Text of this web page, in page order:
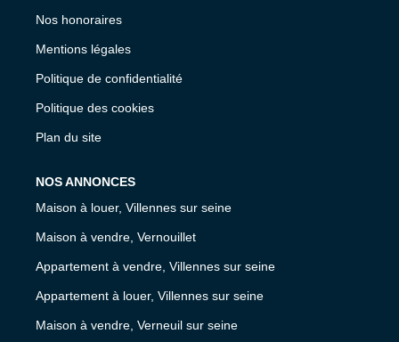
Nos honoraires
Mentions légales
Politique de confidentialité
Politique des cookies
Plan du site
NOS ANNONCES
Maison à louer, Villennes sur seine
Maison à vendre, Vernouillet
Appartement à vendre, Villennes sur seine
Appartement à louer, Villennes sur seine
Maison à vendre, Verneuil sur seine